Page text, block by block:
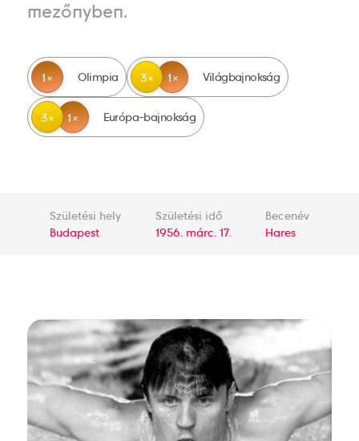
mezőnyben.
1 Olimpia 3 1 Világbajnokság
3 1 Európa-bajnokság
Születési hely
Budapest
Születési idő
1956. márc. 17.
Becenév
Hares